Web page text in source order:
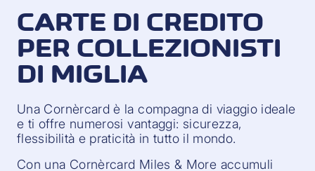
CARTE DI CREDITO
PER COLLEZIONISTI
DI MIGLIA
Una Cornèrcard è la compagna di viaggio ideale
e ti offre numerosi vantaggi: sicurezza,
flessibilità e praticità in tutto il mondo.
Con una Cornèrcard Miles & More accumuli